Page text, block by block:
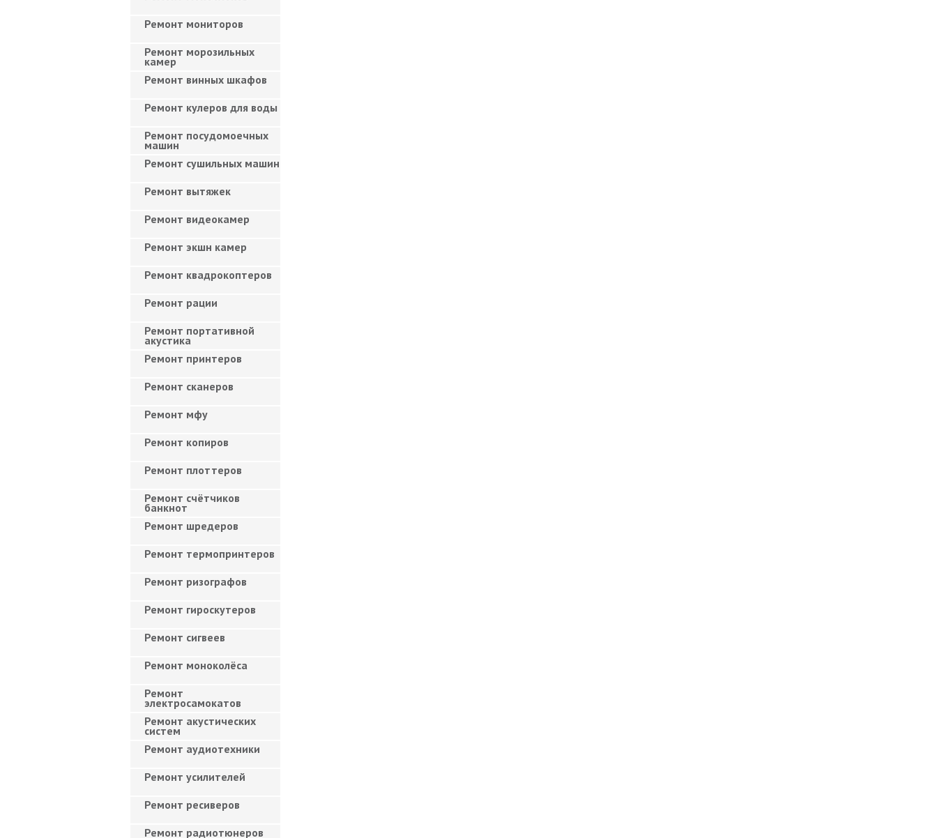
Ремонт мониторов
Ремонт морозильных
камер
Ремонт винных шкафов
Ремонт кулеров для воды
Ремонт посудомоечных
машин
Ремонт сушильных машин
Ремонт вытяжек
Ремонт видеокамер
Ремонт экшн камер
Ремонт квадрокоптеров
Ремонт рации
Ремонт портативной
акустика
Ремонт принтеров
Ремонт сканеров
Ремонт мфу
Ремонт копиров
Ремонт плоттеров
Ремонт счётчиков
банкнот
Ремонт шредеров
Ремонт термопринтеров
Ремонт ризографов
Ремонт гироскутеров
Ремонт сигвеев
Ремонт моноколёса
Ремонт
электросамокатов
Ремонт акустических
систем
Ремонт аудиотехники
Ремонт усилителей
Ремонт ресиверов
Ремонт радиотюнеров